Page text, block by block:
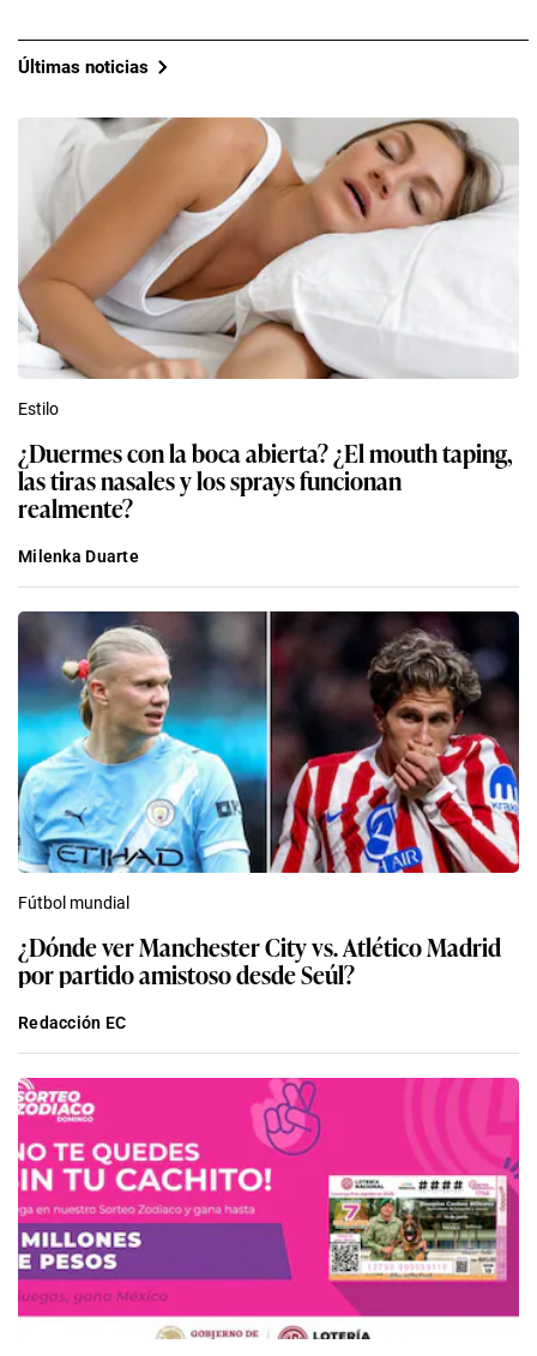
Últimas noticias
Estilo
¿Duermes con la boca abierta? ¿El mouth taping,
las tiras nasales y los sprays funcionan
realmente?
Milenka Duarte
Fútbol mundial
¿Dónde ver Manchester City vs. Atlético Madrid
por partido amistoso desde Seúl?
Redacción EC